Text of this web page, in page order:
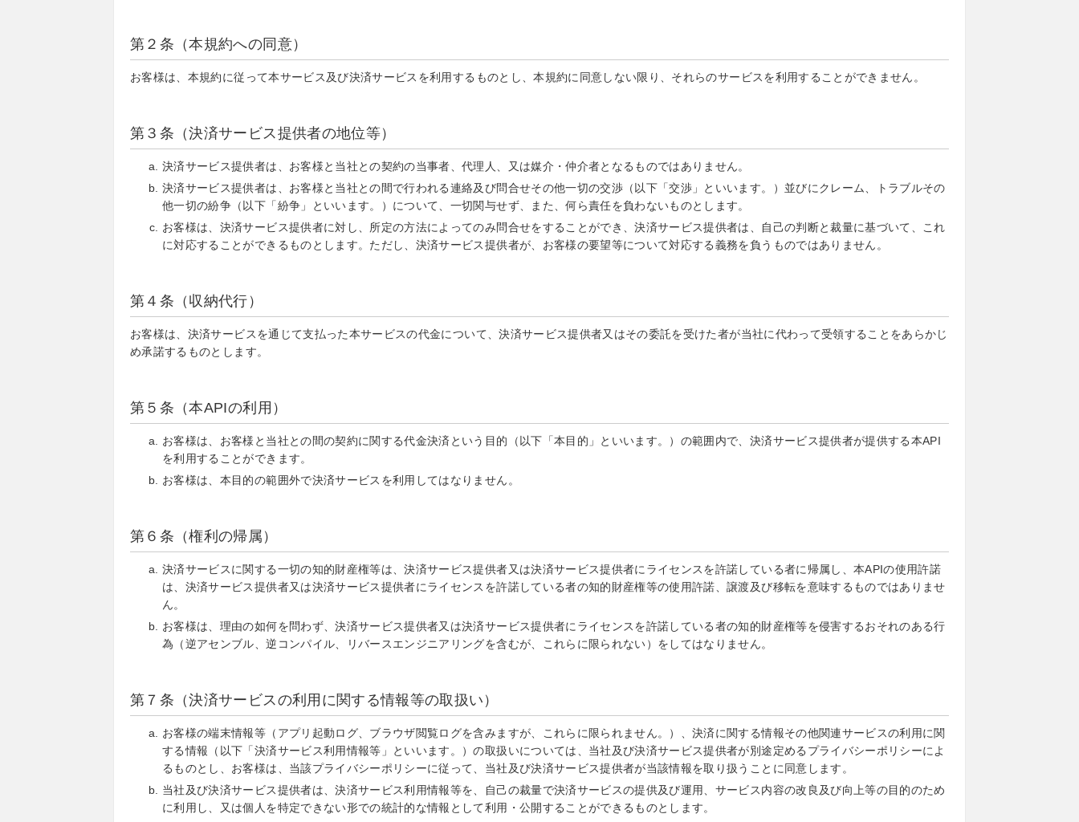
第２条（本規約への同意）
お客様は、本規約に従って本サービス及び決済サービスを利用するものとし、本規約に同意しない限り、それらのサービスを利用することができません。
第３条（決済サービス提供者の地位等）
決済サービス提供者は、お客様と当社との契約の当事者、代理人、又は媒介・仲介者となるものではありません。
決済サービス提供者は、お客様と当社との間で行われる連絡及び問合せその他一切の交渉（以下「交渉」といいます。）並びにクレーム、トラブルその
他一切の紛争（以下「紛争」といいます。）について、一切関与せず、また、何ら責任を負わないものとします。
お客様は、決済サービス提供者に対し、所定の方法によってのみ問合せをすることができ、決済サービス提供者は、自己の判断と裁量に基づいて、これ
に対応することができるものとします。ただし、決済サービス提供者が、お客様の要望等について対応する義務を負うものではありません。
第４条（収納代行）
お客様は、決済サービスを通じて支払った本サービスの代金について、決済サービス提供者又はその委託を受けた者が当社に代わって受領することをあらかじ
め承諾するものとします。
第５条（本APIの利用）
お客様は、お客様と当社との間の契約に関する代金決済という目的（以下「本目的」といいます。）の範囲内で、決済サービス提供者が提供する本API
を利用することができます。
お客様は、本目的の範囲外で決済サービスを利用してはなりません。
第６条（権利の帰属）
決済サービスに関する一切の知的財産権等は、決済サービス提供者又は決済サービス提供者にライセンスを許諾している者に帰属し、本APIの使用許諾
は、決済サービス提供者又は決済サービス提供者にライセンスを許諾している者の知的財産権等の使用許諾、譲渡及び移転を意味するものではありませ
ん。
お客様は、理由の如何を問わず、決済サービス提供者又は決済サービス提供者にライセンスを許諾している者の知的財産権等を侵害するおそれのある行
為（逆アセンブル、逆コンパイル、リバースエンジニアリングを含むが、これらに限られない）をしてはなりません。
第７条（決済サービスの利用に関する情報等の取扱い）
お客様の端末情報等（アプリ起動ログ、ブラウザ閲覧ログを含みますが、これらに限られません。）、決済に関する情報その他関連サービスの利用に関
する情報（以下「決済サービス利用情報等」といいます。）の取扱いについては、当社及び決済サービス提供者が別途定めるプライバシーポリシーによ
るものとし、お客様は、当該プライバシーポリシーに従って、当社及び決済サービス提供者が当該情報を取り扱うことに同意します。
当社及び決済サービス提供者は、決済サービス利用情報等を、自己の裁量で決済サービスの提供及び運用、サービス内容の改良及び向上等の目的のため
に利用し、又は個人を特定できない形での統計的な情報として利用・公開することができるものとします。